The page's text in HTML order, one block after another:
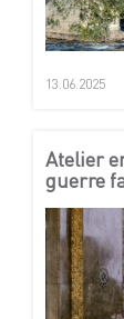
13.06.2025
Atelier
guerre